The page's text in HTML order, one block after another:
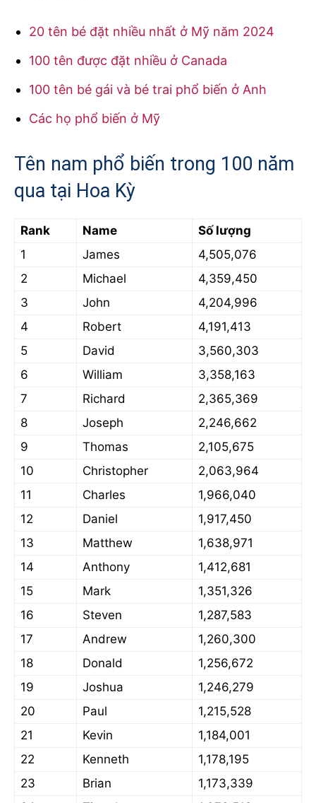
20 tên bé đặt nhiều nhất ở Mỹ năm 2024
100 tên được đặt nhiều ở Canada
100 tên bé gái và bé trai phổ biến ở Anh
Các họ phổ biến ở Mỹ
Tên nam phổ biến trong 100 năm
qua tại Hoa Kỳ
Rank Name
Số lượng
1
James
4,505,076
2
Michael
4,359,450
3
John
4,204,996
4
Robert
4,191,413
5
David
3,560,303
6
William
3,358,163
7
Richard
2,365,369
8
Joseph
2,246,662
9
Thomas
2,105,675
10
Christopher
2,063,964
11
Charles
1,966,040
12
Daniel
1,917,450
13
Matthew
1,638,971
14
Anthony
1,412,681
15
Mark
1,351,326
16
Steven
1,287,583
17
Andrew
1,260,300
18
Donald
1,256,672
19
Joshua
1,246,279
20
Paul
1,215,528
21
Kevin
1,184,001
22
Kenneth
1,178,195
23
Brian
1,173,339